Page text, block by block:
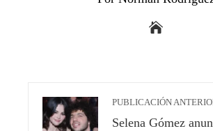
PUBLICACIÓN
Selena Gómez